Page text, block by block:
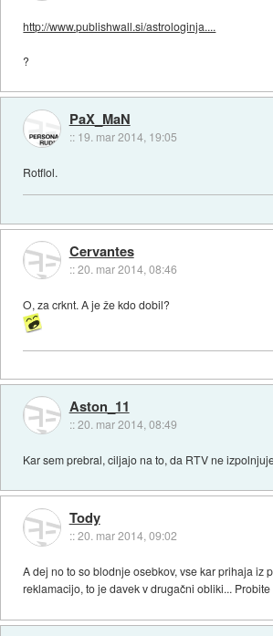
http://www.publishwall.si/astrologinja....
?
PaX_MaN
:: 19. mar 2014, 19:05
Rotflol.
Cervantes
::20. mar 2014, 08:46
O, za crknt. A je že kdo dobil?
Aston_11
::20. mar 2014, 08:49
Kar sem prebral, ciljajo na to, da RTV ne
Tody
::20. mar 2014, 09:02
A dej no to so blodnje osebkov, vse kar prihaja
reklamacijo, to je davek v drugačni obliki...